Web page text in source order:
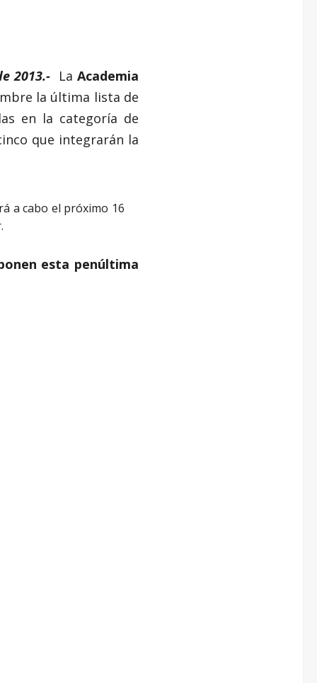
2013.- La Academia
la última lista de
en la categoría de
que integrarán la
a cabo el próximo 16
esta penúltima